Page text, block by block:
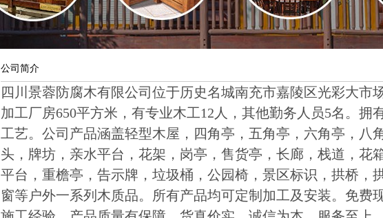
公司简介
四川景蓉防腐木有限公司位于历史名城南充市嘉陵区光彩大市
加工厂房650平方米，有专业木工12人，其他勤务人员5名。
工艺。公司产品涵盖轻型木屋，四角亭，五角亭，六角亭，八
头，牌坊，亲水平台，花架，岗亭，售货亭，长廊，栈道，花
平台，重檐亭，告示牌，垃圾桶，公园椅，景区标识，拱桥，
窗等户外一系列木质品。所有产品均可定制加工及安装。免费